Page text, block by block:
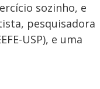
sozinho, e
pesquisadora
USP), e uma